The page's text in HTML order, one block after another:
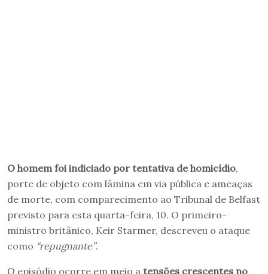
O homem foi indiciado por tentativa de homicídio,
porte de objeto com lâmina em via pública e ameaças
de morte, com comparecimento ao Tribunal de Belfast
previsto para esta quarta-feira, 10. O primeiro-
ministro britânico, Keir Starmer, descreveu o ataque
como “repugnante”.
O episódio ocorre em meio a tensões crescentes no